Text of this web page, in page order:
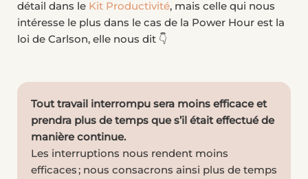
détail dans le Kit Productivité, mais celle qui nous
intéresse le plus dans le cas de la Power Hour est la
loi de Carlson, elle nous dit 👇
Tout travail interrompu sera moins efficace et
prendra plus de temps que s’il était effectué de
manière continue.
Les interruptions nous rendent moins
efficaces ; nous consacrons ainsi plus de temps